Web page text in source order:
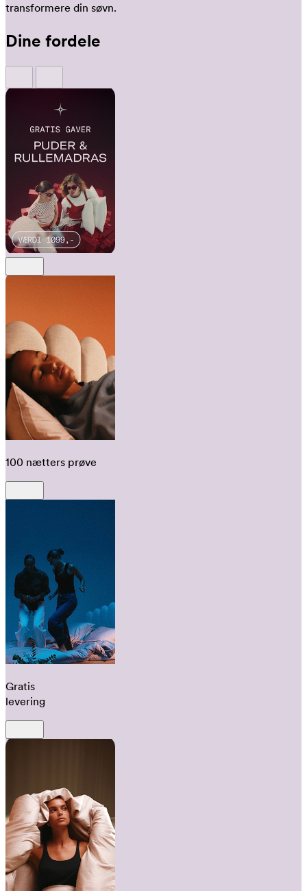
transformere din søvn.
Dine fordele
100 nætters prøve
Gratis
levering